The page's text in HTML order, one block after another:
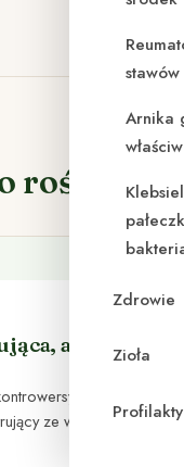
Arnika
Zdrowie
Zioła
roślin
a
ze względu